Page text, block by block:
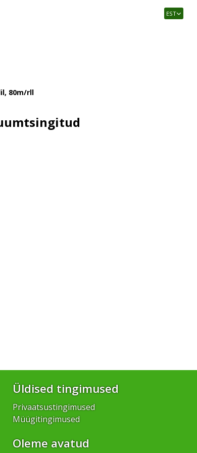
EST
80m/rll
Üldised tingimused
Privaatsustingimused
Müügitingimused
Oleme avatud